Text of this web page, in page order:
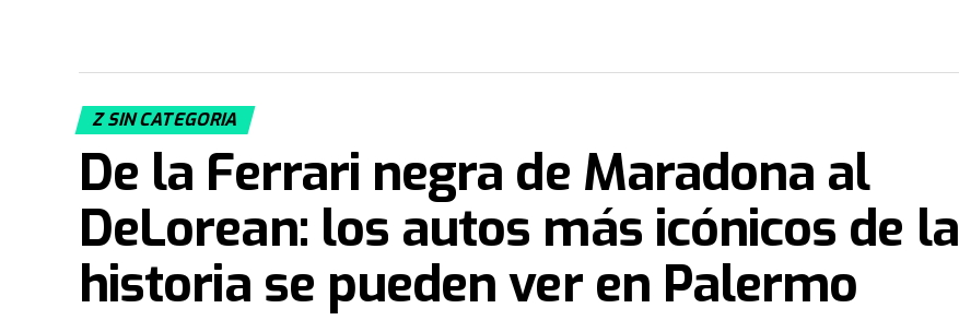
Z SIN CATEGORIA
De la Ferrari negra de Maradona al
DeLorean: los autos más icónicos de la
historia se pueden ver en Palermo